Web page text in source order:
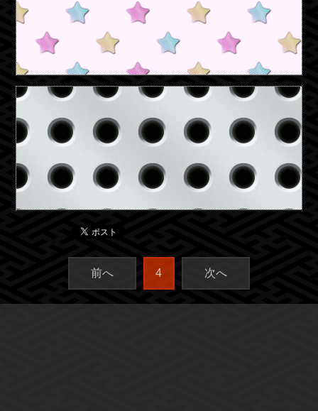
前へ 4 次へ